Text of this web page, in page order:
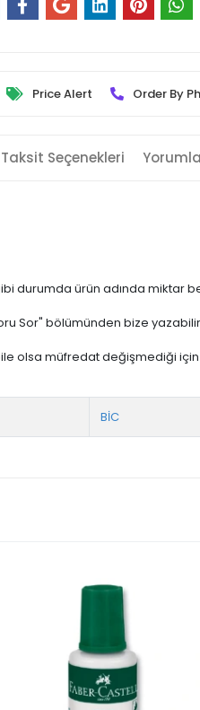
Price Alert Order By
Taksit Seçenekleri
durumda ürün adında
Sor" bölümünden bize
olsa müfredat değişmediği
BİC